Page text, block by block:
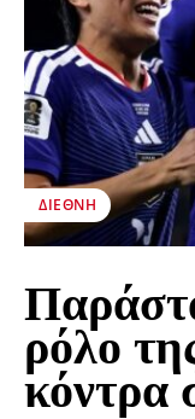
ΔΙΕΘΝΉ
ρόλο
κόντρα